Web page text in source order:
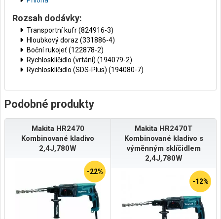
Rozsah dodávky:
Transportní kufr (824916-3)
Hloubkový doraz (331886-4)
Boční rukojeť (122878-2)
Rychlosklíčidlo (vrtání) (194079-2)
Rychlosklíčidlo (SDS-Plus) (194080-7)
Podobné produkty
Makita HR2470
Kombinované kladivo
2,4J,780W
-22%
Makita HR2470T
Kombinované kladivo s
výměnným sklíčidlem
2,4J,780W
-12%